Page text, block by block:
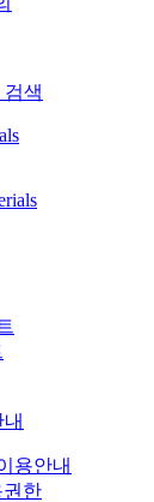
색
용안내
한